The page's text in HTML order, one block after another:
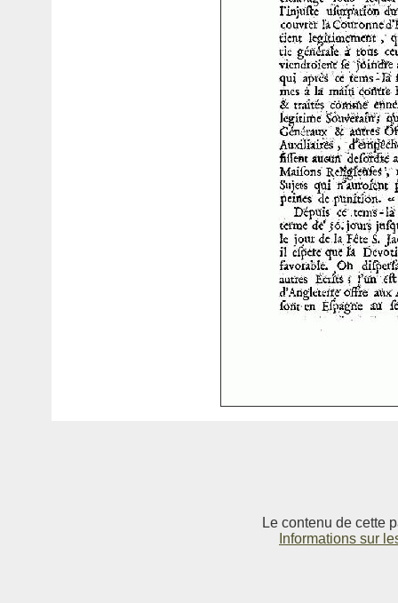
Le contenu de cette
Informations sur